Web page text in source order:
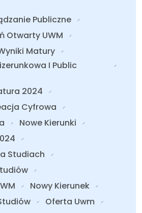
Publiczne
Otwarty UWM
Matury
I Public
2024
Cyfrowa
Nowe Kierunki
Studiach
Nowy Kierunek
Oferta Uwm